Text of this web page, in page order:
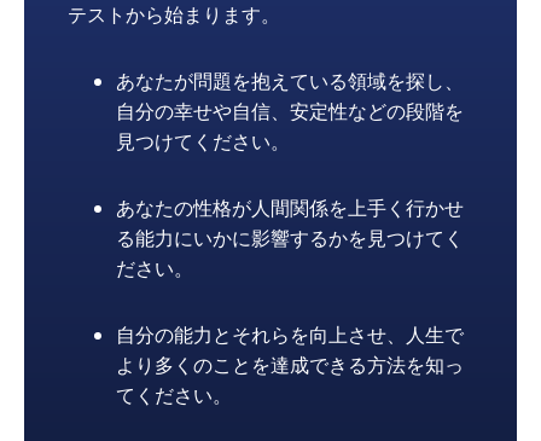
テストから始まります。
あなたが問題を抱えている領域を探し、
自分の幸せや自信、安定性などの段階を
見つけてください。
あなたの性格が人間関係を上手く行かせ
る能力にいかに影響するかを見つけてく
ださい。
自分の能力とそれらを向上させ、人生で
より多くのことを達成できる方法を知っ
てください。